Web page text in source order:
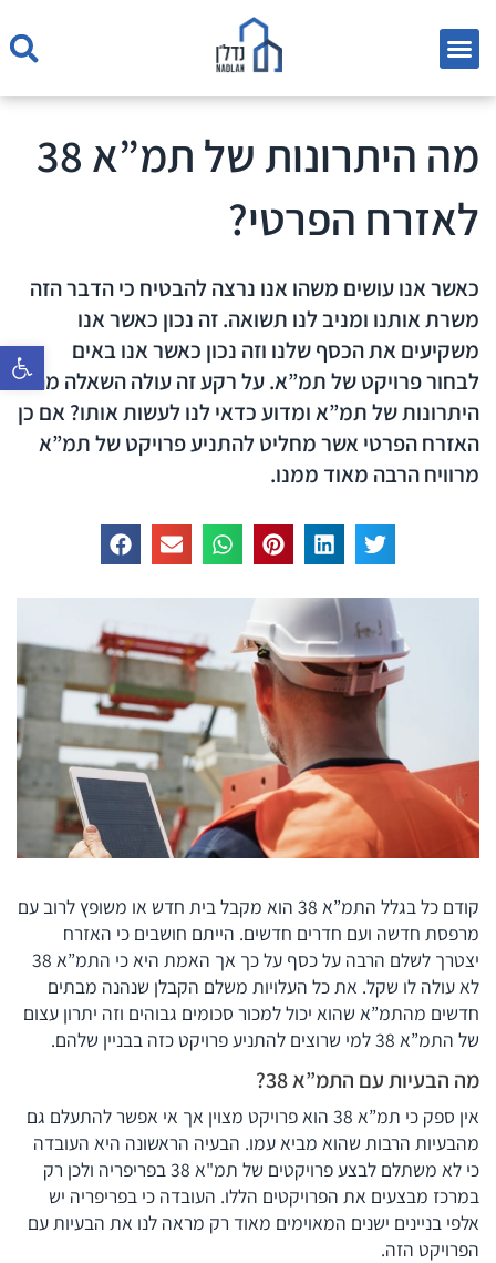
פתח סרגל
מה היתרונות של תמ”א 38
לאזרח הפרטי?
כאשר אנו עושים משהו אנו נרצה להבטיח כי הדבר הזה
משרת אותנו ומניב לנו תשואה. זה נכון כאשר אנו
משקיעים את הכסף שלנו וזה נכון כאשר אנו באים
לבחור פרויקט של תמ”א. על רקע זה עולה השאלה מה
היתרונות של תמ”א ומדוע כדאי לנו לעשות אותו? אם כן
האזרח הפרטי אשר מחליט להתניע פרויקט של תמ”א
מרוויח הרבה מאוד ממנו.
קודם כל בגלל התמ”א 38 הוא מקבל בית חדש או משופץ לרוב עם
מרפסת חדשה ועם חדרים חדשים. הייתם חושבים כי האזרח
יצטרך לשלם הרבה על כסף על כך אך האמת היא כי התמ”א 38
לא עולה לו שקל. את כל העלויות משלם הקבלן שנהנה מבתים
חדשים מהתמ”א שהוא יכול למכור סכומים גבוהים וזה יתרון עצום
של התמ”א 38 למי שרוצים להתניע פרויקט כזה בבניין שלהם.
מה הבעיות עם התמ”א 38?
אין ספק כי תמ”א 38 הוא פרויקט מצוין אך אי אפשר להתעלם גם
מהבעיות הרבות שהוא מביא עמו. הבעיה הראשונה היא העובדה
כי לא משתלם לבצע פרויקטים של תמ"א 38 בפריפריה ולכן רק
במרכז מבצעים את הפרויקטים הללו. העובדה כי בפריפריה יש
אלפי בניינים ישנים המאוימים מאוד רק מראה לנו את הבעיות עם
הפרויקט הזה.